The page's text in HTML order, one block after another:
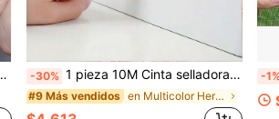
-30% 1 pieza 10M Cinta selladora de espuma de plástico autoadhesiva para ventanas y puertas corredizas, aislamiento acústico, a prueba de polvo e impermeable, control de plagas, tira selladora para mejoras del hogar, reducción de ruido en invierno
#9 Más vendidos en Multicolor Herrajes para ventanas
-